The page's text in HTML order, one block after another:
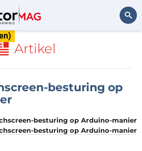
Artikel
besturing op
besturing op Arduino-manier